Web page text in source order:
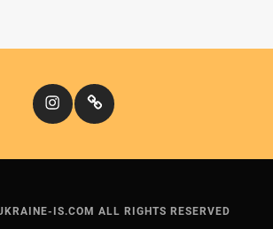
InstagramКіномандри
IS.COM ALL RIGHTS RESERVED